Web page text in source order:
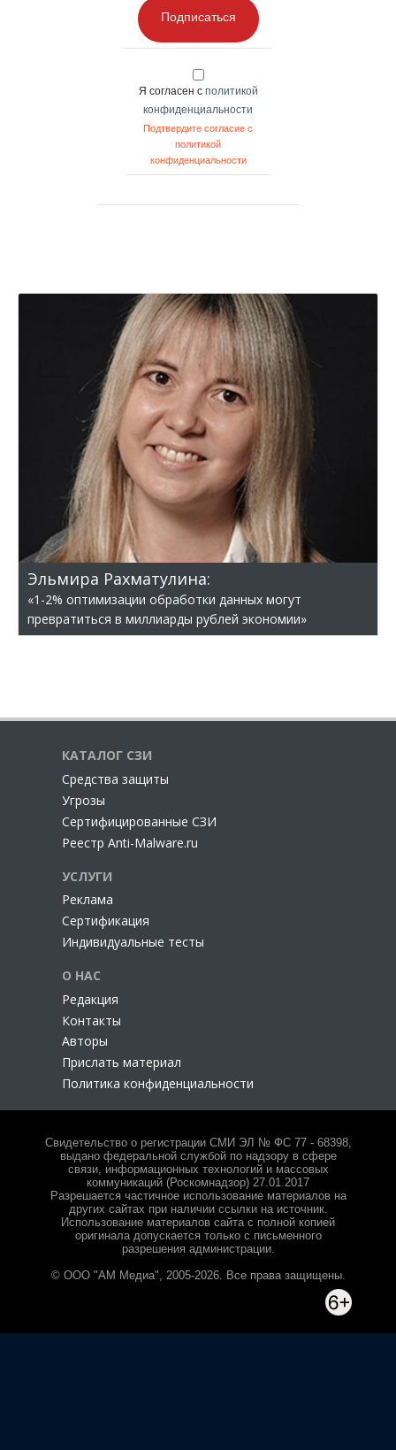
Подписаться
Я согласен с политикой
конфиденциальности
Подтвердите согласие с
политикой
конфиденциальности
Эльмира Рахматулина:
«1-2% оптимизации обработки данных могут
превратиться в миллиарды рублей экономии»
КАТАЛОГ СЗИ
Cредства защиты
Угрозы
Сертифицированные СЗИ
Реестр Anti-Malware.ru
УСЛУГИ
Реклама
Сертификация
Индивидуальные тесты
О НАС
Редакция
Контакты
Авторы
Прислать материал
Политика конфиденциальности
Свидетельство о регистрации СМИ ЭЛ № ФС 77 - 68398,
выдано федеральной службой по надзору в сфере
связи, информационных технологий и массовых
коммуникаций (Роскомнадзор) 27.01.2017
Разрешается частичное использование материалов на
других сайтах при наличии ссылки на источник.
Использование материалов сайта с полной копией
оригинала допускается только с письменного
разрешения администрации.
© ООО "АМ Медиа", 2005-2026. Все права защищены.